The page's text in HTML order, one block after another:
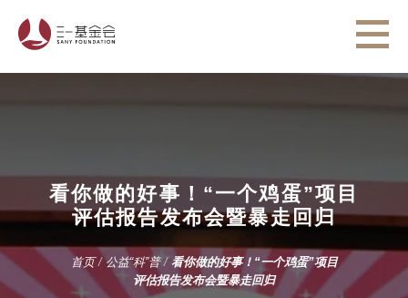
看你做的好事！“一个鸡蛋”项目
评估报告发布会暨暴走回归
首页/ 公益“科”普/ 看你做的好事！“一个鸡蛋”项目
评估报告发布会暨暴走回归